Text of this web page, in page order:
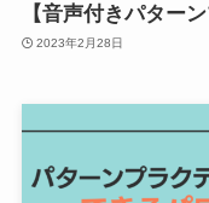
【音声付きパター
2023年2月28日